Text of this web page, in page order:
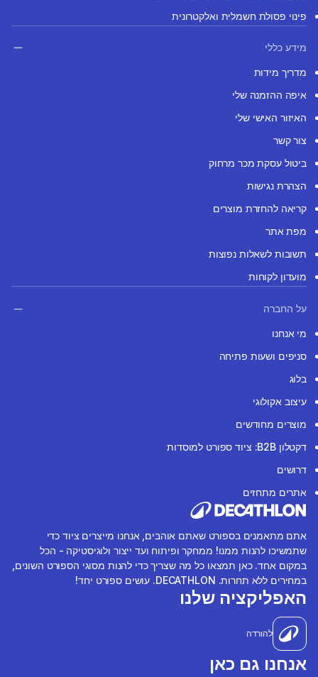
פינוי פסולת חשמלית ואלקטרונית
מידע כללי
מדריך מידות
איפה ההזמנה שלי
האיזור האישי שלי
צור קשר
ביטול עסקת מכר מרחוק
הצהרת נגישות
קריאה להחזרת מוצרים
מפת אתר
תשובות לשאלות נפוצות
מועדון לקוחות
על החברה
מי אנחנו
סניפים ושעות פתיחה
בלוג
עיצוב אקולוגי
מוצרים מחודשים
דקטלון B2B: ציוד ספורט למוסדות
דרושים
אתרים מתחזים
אתם מתאמנים בספורט שאתם אוהבים, אנחנו מייצרים ציוד כדי
שתמשיכו להנות ממנו! ממחקר ופיתוח ועד ייצור ולוגיסטיקה - הכל
במקום אחד. כאן תמצאו כל מה שצריך כדי להנות מסוגי הספורט השונים,
במחירים ללא תחרות. DECATHLON. עושים ספורט יחד!
האפליקציה שלנו
להורדה
אנחנו גם כאן